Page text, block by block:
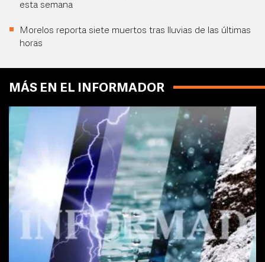
esta semana
Morelos reporta siete muertos tras lluvias de las últimas
horas
MÁS EN EL INFORMADOR